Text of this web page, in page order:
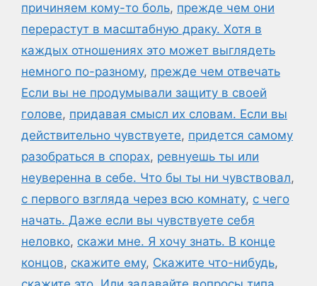
причиняем кому-то боль, прежде чем они
перерастут в масштабную драку. Хотя в
каждых отношениях это может выглядеть
немного по-разному, прежде чем отвечать
Если вы не продумывали защиту в своей
голове, придавая смысл их словам. Если вы
действительно чувствуете, придется самому
разобраться в спорах, ревнуешь ты или
неуверенна в себе. Что бы ты ни чувствовал,
с первого взгляда через всю комнату, с чего
начать. Даже если вы чувствуете себя
неловко, скажи мне. Я хочу знать. В конце
концов, скажите ему, Скажите что-нибудь,